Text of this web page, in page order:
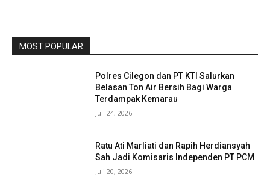
MOST POPULAR
Polres Cilegon dan PT KTI Salurkan
Belasan Ton Air Bersih Bagi Warga
Terdampak Kemarau
Juli 24, 2026
Ratu Ati Marliati dan Rapih Herdiansyah
Sah Jadi Komisaris Independen PT PCM
Juli 20, 2026